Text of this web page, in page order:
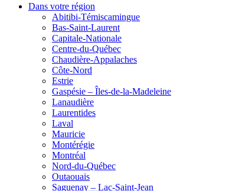
Dans votre région
Abitibi-Témiscamingue
Bas-Saint-Laurent
Capitale-Nationale
Centre-du-Québec
Chaudière-Appalaches
Côte-Nord
Estrie
Gaspésie – Îles-de-la-Madeleine
Lanaudière
Laurentides
Laval
Mauricie
Montérégie
Montréal
Nord-du-Québec
Outaouais
Saguenay – Lac-Saint-Jean